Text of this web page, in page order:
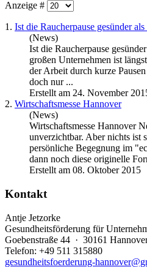
Anzeige #
1. Ist die Raucherpause gesünder
(News)
Ist die Raucherpause
großen Unternehmen ist
der Arbeit durch kurze Pausen
doch nur ...
Erstellt am 24. November
2. Wirtschaftsmesse Hannover
(News)
Wirtschaftsmesse Hannover
unverzichtbar. Aber nichts ist
persönliche Begegnung im
dann noch diese originelle
Erstellt am 08. Oktober 2015
Kontakt
Antje Jetzorke
Gesundheitsförderung für
Goebenstraße 44 · 30161
Telefon: +49 511 315880
gesundheitsfoerderung-